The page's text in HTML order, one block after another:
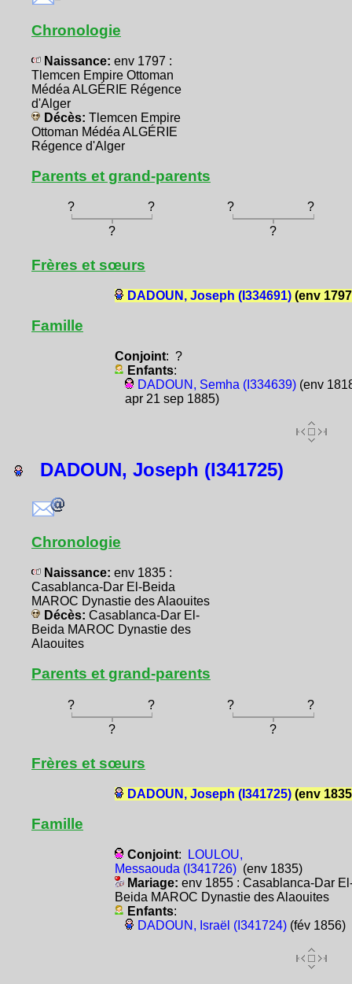
Chronologie
Naissance: env 1797 :
Tlemcen Empire Ottoman
Médéa ALGÉRIE Régence
d'Alger
Décès: Tlemcen Empire
Ottoman Médéa ALGÉRIE
Régence d'Alger
Parents et grand-parents
? ? ?
?
?
?
Frères et sœurs
DADOUN, Joseph (I334691)(env
Famille
Conjoint: ?
Enfants:
DADOUN, Semha (I334639)(env
apr 21 sep 1885)
DADOUN, Joseph (I341725)
Chronologie
Naissance: env 1835 :
Casablanca-Dar El-Beida
MAROC Dynastie des Alaouites
Décès: Casablanca-Dar El-
Beida MAROC Dynastie des
Alaouites
Parents et grand-parents
? ? ?
?
?
?
Frères et sœurs
DADOUN, Joseph (I341725)(env
Famille
Conjoint:
LOULOU,
Messaouda (I341726)(env 1835)
Mariage: env 1855 : Casablanca-Dar
Beida MAROC Dynastie des Alaouites
Enfants:
DADOUN, Israël (I341724)(fév 1856)